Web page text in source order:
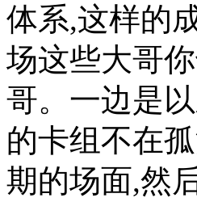
体系,这样的
场这些大哥
哥。一边是
的卡组不在
期的场面,然